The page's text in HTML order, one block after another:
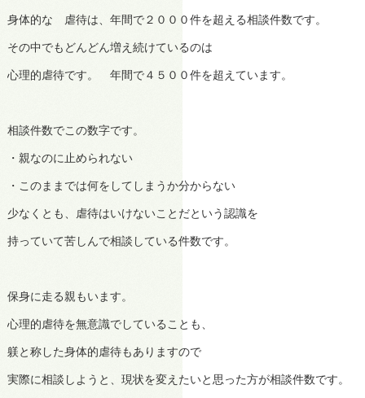
身体的な 虐待は、年間で２０００件を超える相談件数です。
その中でもどんどん増え続けているのは
心理的虐待です。 年間で４５００件を超えています。
相談件数でこの数字です。
・親なのに止められない
・このままでは何をしてしまうか分からない
少なくとも、虐待はいけないことだという認識を
持っていて苦しんで相談している件数です。
保身に走る親もいます。
心理的虐待を無意識でしていることも、
躾と称した身体的虐待もありますので
実際に相談しようと、現状を変えたいと思った方が相談件数です。